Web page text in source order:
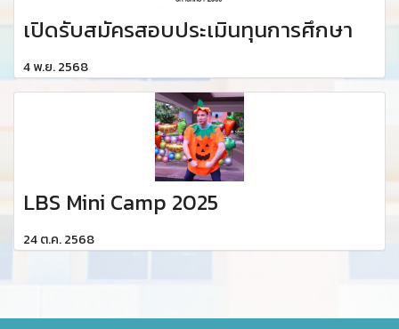
เปิดรับสมัครสอบประเมินทุนการศึกษา
4 พ.ย. 2568
LBS Mini Camp 2025
24 ต.ค. 2568